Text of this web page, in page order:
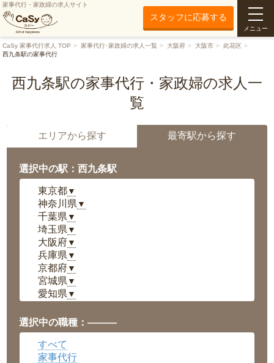
家事代行・家政婦の求人サイト
スタッフに応募する
メニュー
CaSy 家事代行求人 TOP 家事代行･家政婦の求人一覧 大阪府 大阪市
此花区
西九条駅の家事代行
西九条駅の家事代行・家政婦の求人一
覧
エリアから探す 最寄駅から探す
選択中の駅：西九条駅
東京都▼
神奈川県 ▼
千葉県 ▼
埼玉県 ▼
大阪府▼
兵庫県 ▼
京都府▼
宮城県 ▼
愛知県 ▼
岡山県▼
広島県▼
沖縄県
選択中の職種：———
すべて
家事代行